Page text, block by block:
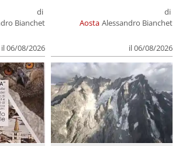
di
Bianchet
il 06/08/2026
Aosta
di
Alessandro Bianchet
il 06/08/2026